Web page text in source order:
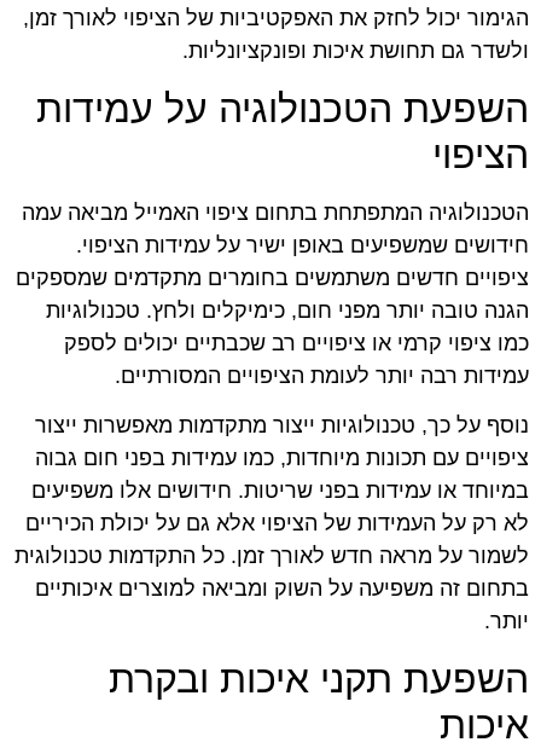
הגימור יכול לחזק את האפקטיביות של הציפוי לאורך זמן,
ולשדר גם תחושת איכות ופונקציונליות.
השפעת הטכנולוגיה על עמידות
הציפוי
הטכנולוגיה המתפתחת בתחום ציפוי האמייל מביאה עמה
חידושים שמשפיעים באופן ישיר על עמידות הציפוי.
ציפויים חדשים משתמשים בחומרים מתקדמים שמספקים
הגנה טובה יותר מפני חום, כימיקלים ולחץ. טכנולוגיות
כמו ציפוי קרמי או ציפויים רב שכבתיים יכולים לספק
עמידות רבה יותר לעומת הציפויים המסורתיים.
נוסף על כך, טכנולוגיות ייצור מתקדמות מאפשרות ייצור
ציפויים עם תכונות מיוחדות, כמו עמידות בפני חום גבוה
במיוחד או עמידות בפני שריטות. חידושים אלו משפיעים
לא רק על העמידות של הציפוי אלא גם על יכולת הכיריים
לשמור על מראה חדש לאורך זמן. כל התקדמות טכנולוגית
בתחום זה משפיעה על השוק ומביאה למוצרים איכותיים
יותר.
השפעת תקני איכות ובקרת
איכות